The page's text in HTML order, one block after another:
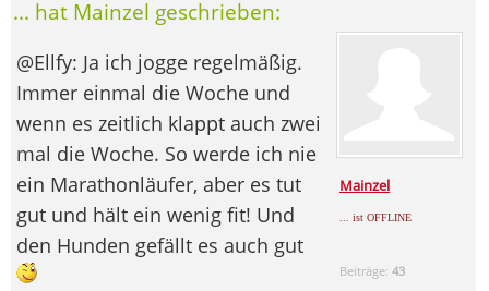
... hat Mainzel geschrieben:
Mainzel
... ist OFFLINE
Beiträge:43
@Ellfy: Ja ich jogge regelmäßig.
Immer einmal die Woche und
wenn es zeitlich klappt auch zwei
mal die Woche. So werde ich nie
ein Marathonläufer, aber es tut
gut und hält ein wenig fit! Und
den Hunden gefällt es auch gut